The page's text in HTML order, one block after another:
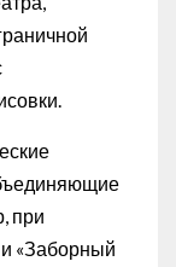
при
и «Заборный